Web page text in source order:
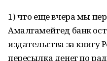
1) что еще вчера мы
Амалгамейтед банк
издательства за книгу
пересылка денег по